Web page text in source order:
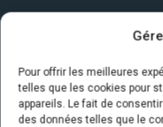
Pour offrir les meilleures
telles que les cookies pour
appareils. Le fait de
des données telles que le